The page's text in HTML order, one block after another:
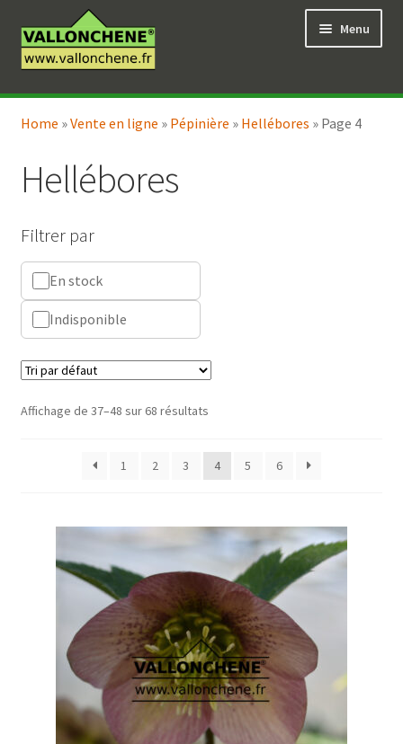
à
la
au
contenu
Menu
Vente en ligne
menu
Coaching pour le jardin
Ouvrir
Home »Vente en ligne » Pépinière » Hellébores » Page 4
Hellébores
Filtrer par
En stock
Indisponible
Affichage de 37–48 sur 68 résultats
1 2 3 4 5 6